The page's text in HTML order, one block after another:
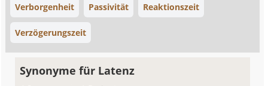
Verborgenheit Passivität Reaktionszeit
Verzögerungszeit
Synonyme für Latenz